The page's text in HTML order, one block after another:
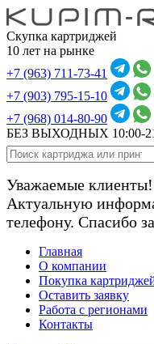
Скупка картриджей
10 лет на рынке
+7 (963) 711-73-41
+7 (903) 795-15-10
+7 (968) 014-80-90
БЕЗ ВЫХОДНЫХ 10:00-
Уважаемые
Актуальную
телефону. Спасибо
Главная
О компании
Покупка
Оставить заявку
Работа с регионами
Контакты